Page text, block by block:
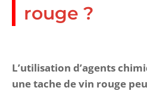
rouge ?
L’utilisation d’agents
une tache de vin rouge